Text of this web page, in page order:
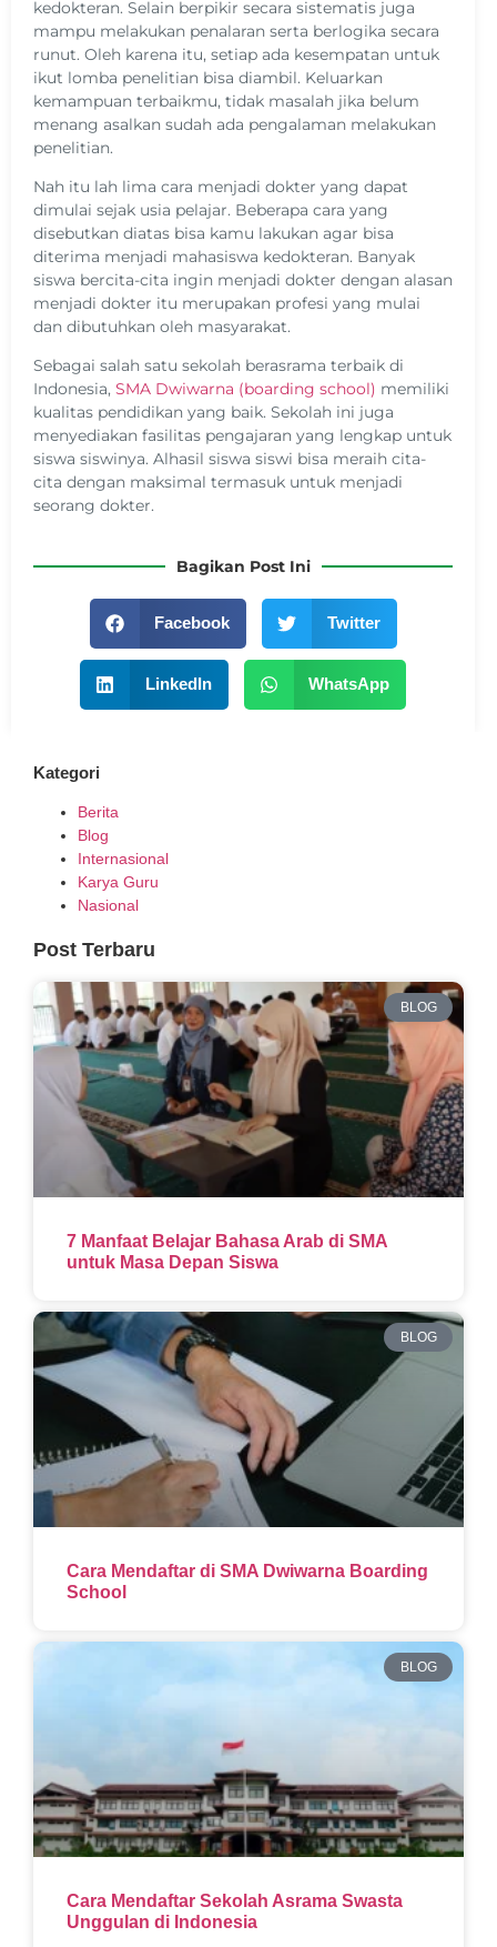
kedokteran. Selain berpikir secara sistematis juga
mampu melakukan penalaran serta berlogika secara
runut. Oleh karena itu, setiap ada kesempatan untuk
ikut lomba penelitian bisa diambil. Keluarkan
kemampuan terbaikmu, tidak masalah jika belum
menang asalkan sudah ada pengalaman melakukan
penelitian.
Nah itu lah lima cara menjadi dokter yang dapat
dimulai sejak usia pelajar. Beberapa cara yang
disebutkan diatas bisa kamu lakukan agar bisa
diterima menjadi mahasiswa kedokteran. Banyak
siswa bercita-cita ingin menjadi dokter dengan alasan
menjadi dokter itu merupakan profesi yang mulai
dan dibutuhkan oleh masyarakat.
Sebagai salah satu sekolah berasrama terbaik di
Indonesia, SMA Dwiwarna (boarding school) memiliki
kualitas pendidikan yang baik. Sekolah ini juga
menyediakan fasilitas pengajaran yang lengkap untuk
siswa siswinya. Alhasil siswa siswi bisa meraih cita-
cita dengan maksimal termasuk untuk menjadi
seorang dokter.
Bagikan Post Ini
Facebook Twitter
LinkedIn WhatsApp
Kategori
Berita
Blog
Internasional
Karya Guru
Nasional
Post Terbaru
BLOG
7 Manfaat Belajar Bahasa Arab di SMA
untuk Masa Depan Siswa
BLOG
Cara Mendaftar di SMA Dwiwarna Boarding
School
BLOG
Cara Mendaftar Sekolah Asrama Swasta
Unggulan di Indonesia